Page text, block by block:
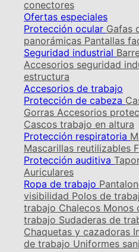
conectores
Ofertas especiales
Protección ocular Gafas
panorámicas Pantallas
Seguridad industrial
Accesorios seguridad
estructura
Accesorios de trabajo
Protección de cabeza
Gorras Accesorios
Cascos trabajo en altura
Protección respiratoria
Mascarillas reutilizables
Protección auditiva
Auriculares
Ropa de trabajo
visibilidad Polos de
trabajo Chalecos Monos
trabajo Sudaderas de
Chaquetas y cazadoras
de trabajo Uniformes